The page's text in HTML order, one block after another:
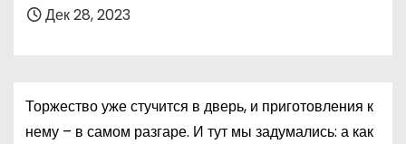
Дек 28, 2023
Торжество уже стучится в дверь, и приготовления к
нему – в самом разгаре. И тут мы задумались: а как